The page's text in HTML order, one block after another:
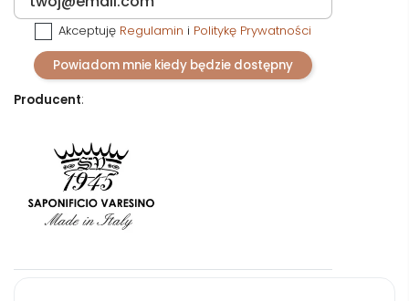
Akceptuję Regulamin i Politykę Prywatności
Powiadom mnie kiedy będzie dostępny
Producent: